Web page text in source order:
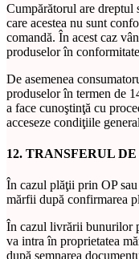
Cumpărătorul are dreptul
care acestea nu sunt
comandă. În acest caz
produselor în
De asemenea
produselor în termen de
a face cunoştinţă cu
acceseze condiţiile
12. TRANSFERUL
În cazul plăţii prin OP
mărfii după confirmarea
În cazul livrării bunurilor
va intra în proprietatea
după semnarea